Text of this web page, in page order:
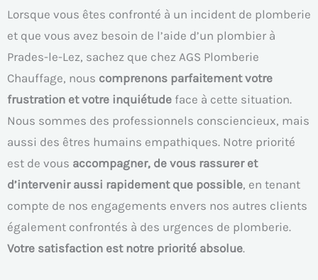
Lorsque vous êtes confronté à un incident de plomberie
et que vous avez besoin de l’aide d’un plombier à
Prades-le-Lez, sachez que chez AGS Plomberie
Chauffage, nous comprenons parfaitement votre
frustration et votre inquiétude face à cette situation.
Nous sommes des professionnels consciencieux, mais
aussi des êtres humains empathiques. Notre priorité
est de vous accompagner, de vous rassurer et
d’intervenir aussi rapidement que possible, en tenant
compte de nos engagements envers nos autres clients
également confrontés à des urgences de plomberie.
Votre satisfaction est notre priorité absolue.